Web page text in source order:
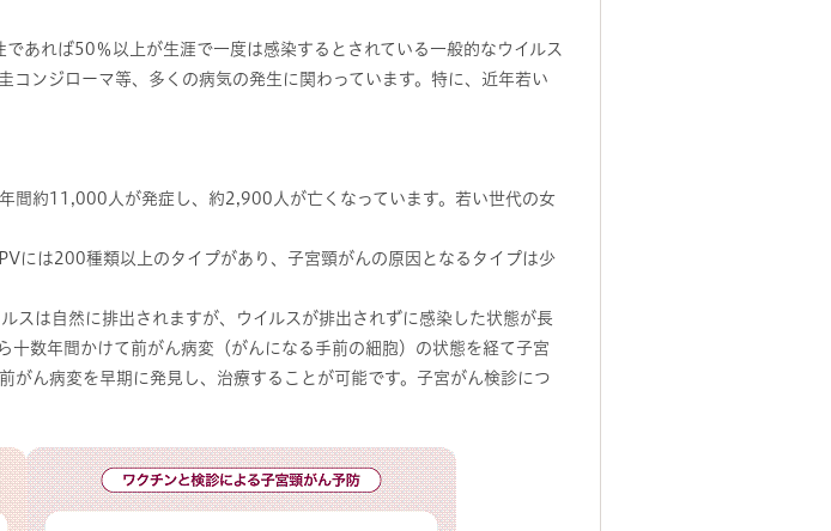
あれば50％以上が生涯で一度は感染するとされている一般的なウイルス
ンジローマ等、多くの病気の発生に関わっています。特に、近年若い
間約11,000人が発症し、約2,900人が亡くなっています。若い世代の女
には200種類以上のタイプがあり、子宮頸がんの原因となるタイプは少
スは自然に排出されますが、ウイルスが排出されずに感染した状態が長
数年間かけて前がん病変（がんになる手前の細胞）の状態を経て子宮
がん病変を早期に発見し、治療することが可能です。子宮がん検診につ